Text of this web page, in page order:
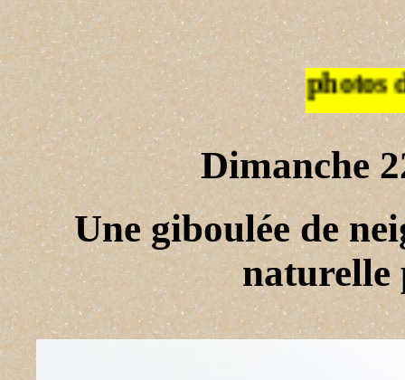
Les photos de la semaine
Dimanche
Une giboulée de
naturelle